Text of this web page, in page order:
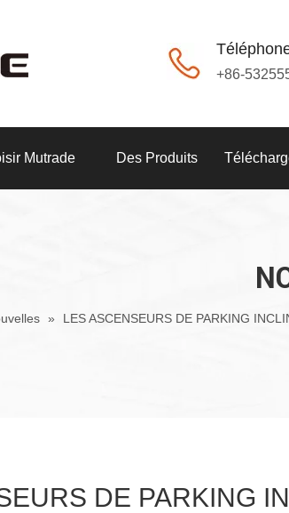
+86-
Mutrade Des Produits
»
LES ASCENSEURS DE PARKING
DE PARKING